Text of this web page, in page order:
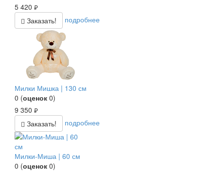
5 420 руб.
Заказать! подробнее
Милки Мишка | 130 см
0 (оценок 0)
9 350 руб.
Заказать! подробнее
Милки-Миша | 60 см
0 (оценок 0)